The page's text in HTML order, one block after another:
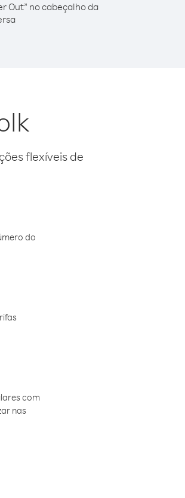
Out” no cabeçalho da
flexíveis de
do
com
nas